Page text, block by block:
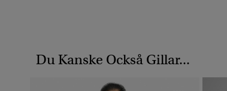
Du Kanske Också Gillar...